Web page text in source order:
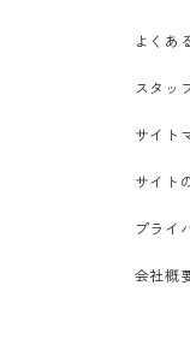
よくあ
スタッ
サイト
サイト
プライ
会社概